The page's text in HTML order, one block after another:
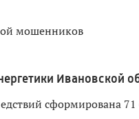
мошенников
Ивановской
сформирована